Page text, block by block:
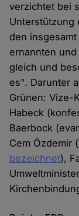
verzichtet bei
Unterstützung
den
ernannten
gleich und
es". Darunter
Grünen: Vize-
Habeck
Baerbock
Cem Özdemir (
bezeichnet),